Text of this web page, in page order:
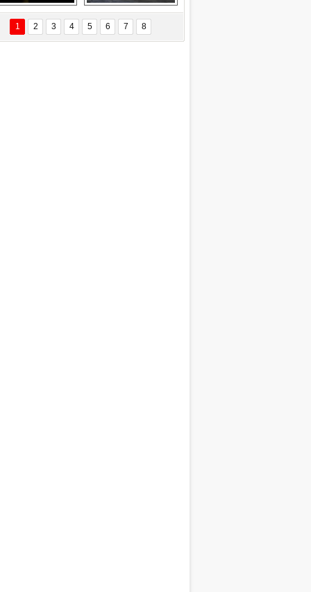
ÖZYANIK
Değişti?
Delta uçağına
yıldırım çarptı
Ford Focus RS
(2015)
1 2 3 4 5 6 7 8